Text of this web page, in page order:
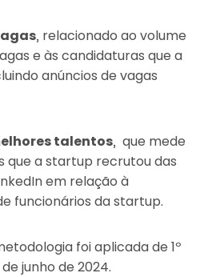
, relacionado ao volume
e às candidaturas que a
anúncios de vagas
talentos, que mede
que a startup recrutou das
em relação à
funcionários da startup.
foi aplicada de 1º
junho de 2024.